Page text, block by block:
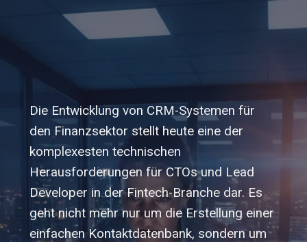
Die Entwicklung von CRM-Systemen für
den Finanzsektor stellt heute eine der
komplexesten technischen
Herausforderungen für CTOs und Lead
Developer in der Fintech-Branche dar. Es
geht nicht mehr nur um die Erstellung einer
einfachen Kontaktdatenbank, sondern um